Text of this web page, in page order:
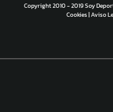
Copyright 2010 - 2019 Soy
Cookies|Aviso